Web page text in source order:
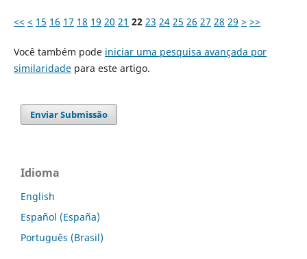
<< < 15 16 17 18 19 20 21 22 23 24 25 26 27 28 29 > >>
Você também pode iniciar uma pesquisa avançada por
similaridadepara este artigo.
Enviar Submissão
Idioma
English
Español (España)
Português (Brasil)